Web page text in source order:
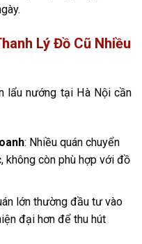
Lý Đồ Cũ Nhiều
lẩu nướng tại Hà Nội cần
: Nhiều quán chuyển
không còn phù hợp với đồ
lớn thường đầu tư vào
đại hơn để thu hút